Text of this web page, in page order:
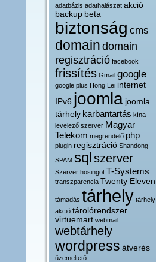
adatbázis adathalászat akció
backup beta
biztonság cms
domaindomain
regisztráció facebook
frissítés Gmail google
google plus Hong Lei internet
IPv6 joomla joomla
tárhely karbantartás kína
levelező szerver Magyar
Telekom megrendelő php
plugin regisztráció Shandong
SPAM sqlszerver
Szerver hosingot T-Systems
transzparencia Twenty Eleven
támadás tárhely tárhely
akció tárolórendszer
virtuemart webmail
webtárhely
wordpress átverés
üzemeltető